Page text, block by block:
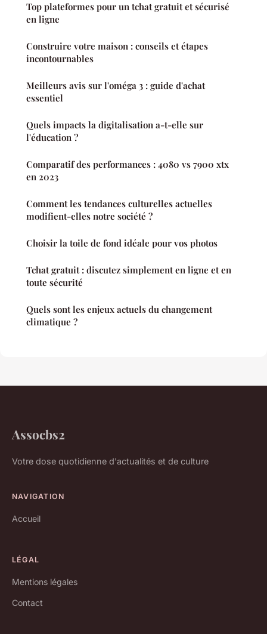
Top plateformes pour un tchat gratuit et sécurisé
en ligne
Construire votre maison : conseils et étapes
incontournables
Meilleurs avis sur l'oméga 3 : guide d'achat
essentiel
Quels impacts la digitalisation a-t-elle sur
l'éducation ?
Comparatif des performances : 4080 vs 7900 xtx
en 2023
Comment les tendances culturelles actuelles
modifient-elles notre société ?
Choisir la toile de fond idéale pour vos photos
Tchat gratuit : discutez simplement en ligne et en
toute sécurité
Quels sont les enjeux actuels du changement
climatique ?
Assocbs2
Votre dose quotidienne d'actualités et de culture
NAVIGATION
Accueil
LÉGAL
Mentions légales
Contact